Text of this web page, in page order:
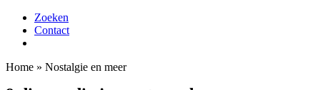
Zoeken
Contact
Home » Nostalgie en meer